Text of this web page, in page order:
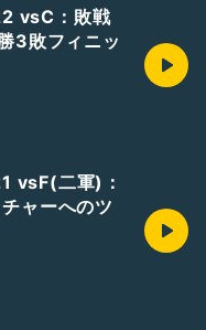
vsC：敗戦
3敗フィニッ
vsF(二軍)：
ャーへのツ